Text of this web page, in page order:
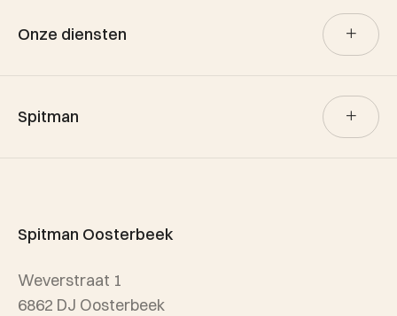
Onze diensten
Aankoop
Spitman
Referenties
Wijken
Spitman Oosterbeek
Weverstraat 1
6862 DJ Oosterbeek